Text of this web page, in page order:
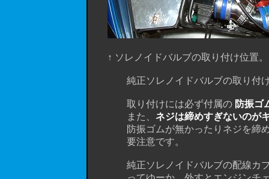
↑ ソレノイドバルブの取り付け位置
純正ソレノイドバルブの取り付けス
取り付けには必ず付属の 防振ゴ
また、 ネジは締めすぎないのが
防振ゴムが無かったりネジを締めす
要注意です。
純正ソレノイドバルブの配線カプ